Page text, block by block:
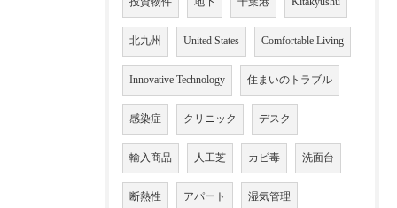
北九州 United States Comfortable Living
Innovative Technology 住まいのトラブル
感染症 クリニック デスク
輸入商品 人工芝 カビ毒 洗面台
断熱性 アパート 湿気管理